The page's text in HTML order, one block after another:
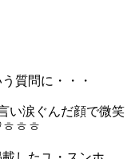
質問に・・・
い涙ぐんだ顔で微笑
ㅎㅎ